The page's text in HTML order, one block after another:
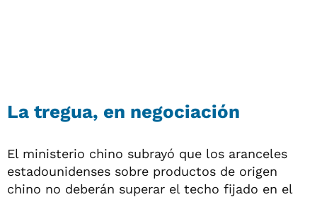
La tregua, en negociación
El ministerio chino subrayó que los aranceles
estadounidenses sobre productos de origen
chino no deberán superar el techo fijado en el